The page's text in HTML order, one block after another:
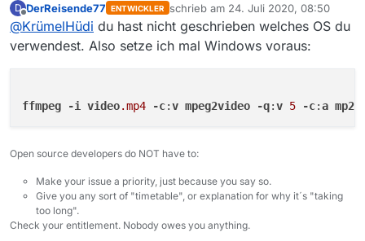
bzw. gespeichert werden? Mein Player am TV
kann das sonst nicht lesen und die Umwandlung
z.B. über VLC-Player funktioniert auch nicht
D
Offline
DerReisende77 ENTWICKLER schrieb am 24. Juli 2020, 08:50
zuletzt editiert von
@KrümelHüdi du hast nicht geschrieben welches OS du
verwendest. Also setze ich mal Windows voraus:
ffmpeg -i video.mp4 -c:v mpeg2video -q:v 5 -c:a mp2
Open source developers do NOT have to:
Make your issue a priority, just because you say so.
Give you any sort of "timetable", or explanation for why it´s "taking
too long".
Check your entitlement. Nobody owes you anything.